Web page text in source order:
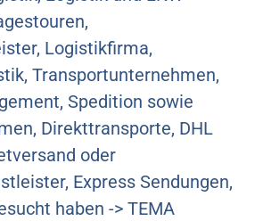
Logistikfirma,
Transportunternehmen,
Spedition sowie
Direkttransporte, DHL
oder
Express Sendungen,
haben -> TEMA